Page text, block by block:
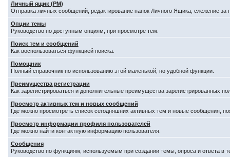
Личный ящик (PM)
Отправка личных сообщений, редактирование папок Личного Ящика, слежение
Опции темы
Руководство по доступным опциям, при просмотре тем.
Поиск тем и сообщений
Как воспользоваться функцией поиска.
Помощник
Полный справочник по использованию этой маленькой, но удобной функции.
Преимущества регистрации
Как зарегистрироваться и дополнительные преимущества зарегистрированных
Просмотр активных тем и новых сообщений
Где можно просмотреть список сегодняшних активных тем и новые сообщения,
Просмотр информации профиля пользователей
Где можно найти контактную информацию пользователя.
Сообщения
Руководство по функциям, используемым при создании темы, опроса и ответа в